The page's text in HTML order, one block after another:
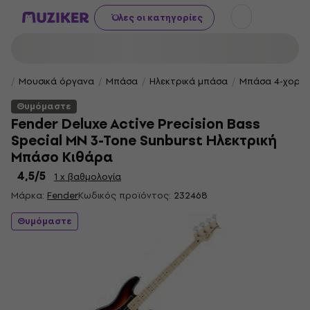
Όλες οι κατηγορίες
Μουσικά όργανα Μπάσα Ηλεκτρικά μπάσα
Μπάσα 4-
Θυμόμαστε
Fender Deluxe Active Precision Bass
Special MN 3-Tone Sunburst Ηλεκτρική
Μπάσο Κιθάρα
4,5/5
1 x βαθμολογία
Μάρκα: FenderΚωδικός προϊόντος: 232468
Θυμόμαστε